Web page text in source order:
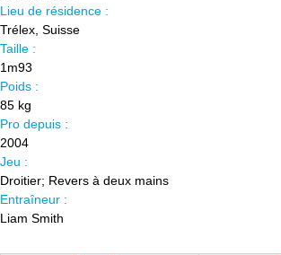
Lieu de résidence :
Trélex, Suisse
Taille :
1m93
Poids :
85 kg
Pro depuis :
2004
Jeu :
Droitier; Revers à deux mains
Entraîneur :
Liam Smith